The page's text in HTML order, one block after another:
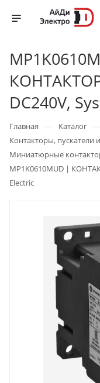
DC240V,
Главная — Каталог —
Контакторы, пускатели
Миниатюрные
MP1K0610MUD |
Electric